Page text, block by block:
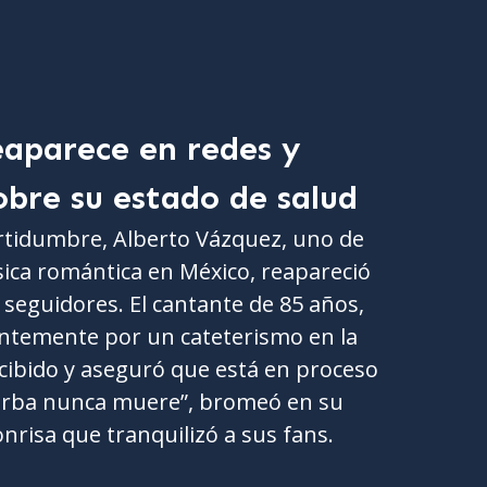
en redes y
su estado de salud
Alberto Vázquez, uno de
romántica en México, reapareció
El cantante de 85 años,
por un cateterismo en la
y aseguró que está en proceso
nunca muere”, bromeó en su
que tranquilizó a sus fans.